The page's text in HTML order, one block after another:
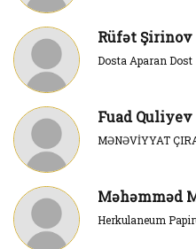
Rüfət Şirinov
Dosta Aparan Dost
Fuad Quliyev
MƏNƏVİYYAT
Məhəmməd
Herkulaneum